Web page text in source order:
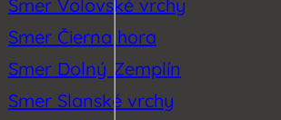
Smer Volovské vrchy
Smer Čierna hora
Smer Dolný Zemplín
Smer Slanské vrchy